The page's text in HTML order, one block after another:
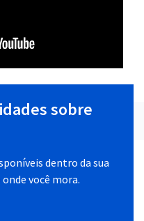
sobre
dentro da sua
você mora.